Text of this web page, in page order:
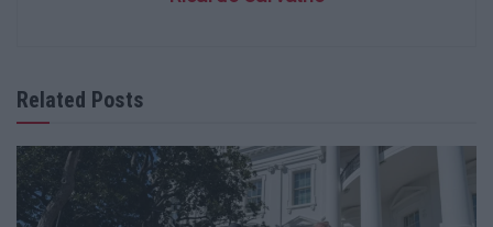
Related Posts